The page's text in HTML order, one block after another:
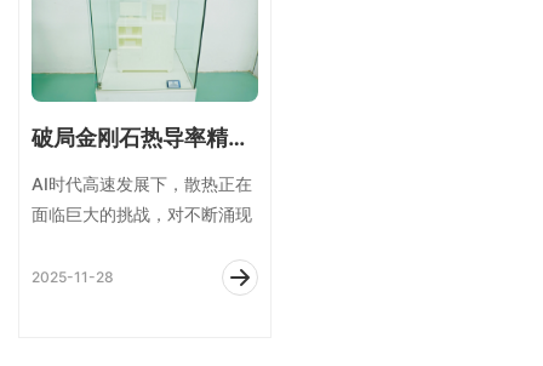
破局金刚石热导率精准测量，新一代检测神器登场！
AI时代高速发展下，散热正在
面临巨大的挑战，对不断涌现
要，通过合适的测试方法，可
2025-11-28